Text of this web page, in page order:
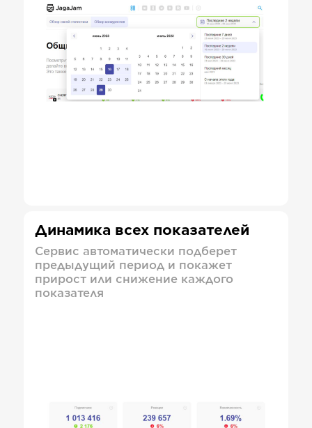
Динамика всех показателей
Сервис автоматически подберет
предыдущий период и покажет
прирост или снижение каждого
показателя